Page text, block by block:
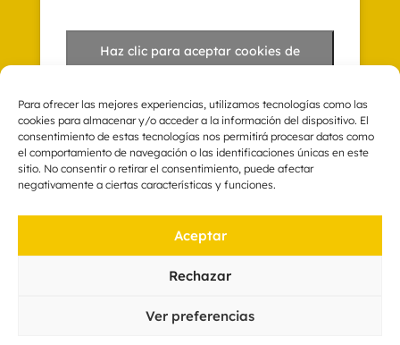
Para ofrecer las mejores experiencias, utilizamos tecnologías como las
cookies para almacenar y/o acceder a la información del dispositivo. El
consentimiento de estas tecnologías nos permitirá procesar datos como
el comportamiento de navegación o las identificaciones únicas en este
sitio. No consentir o retirar el consentimiento, puede afectar
negativamente a ciertas características y funciones.
Aceptar
Rechazar
Ver preferencias
Haz clic para aceptar cookies de
Textos Legales
Política de privacidad